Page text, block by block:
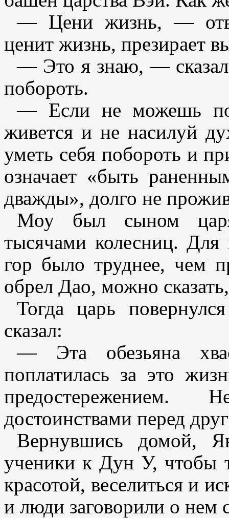
— Цени жизнь, —
ценит жизнь, презирает
— Это я знаю, —
побороть.
— Если не можешь
живется и не насилуй
уметь себя побороть и
означает «быть
дважды», долго не
Моу был сыном
тысячами колесниц. Для
гор было труднее, чем
обрел Дао, можно
Тогда царь
сказал:
— Эта обезьяна
поплатилась за это
предостережением.
достоинствами перед
Вернувшись домой,
ученики к Дун У, чтобы
красотой, веселиться и
и люди заговорили о нем